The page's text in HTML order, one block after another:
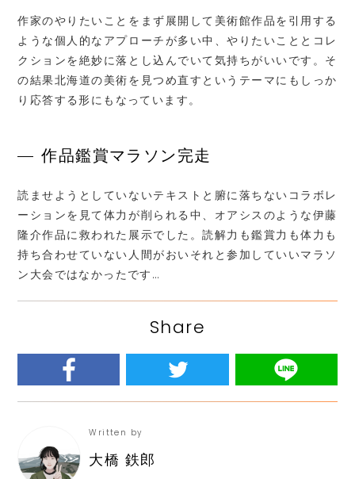
作家のやりたいことをまず展開して美術館作品を引用する
ような個人的なアプローチが多い中、やりたいこととコレ
クションを絶妙に落とし込んでいて気持ちがいいです。そ
の結果北海道の美術を見つめ直すというテーマにもしっか
り応答する形にもなっています。
作品鑑賞マラソン完走
読ませようとしていないテキストと腑に落ちないコラボレ
ーションを見て体力が削られる中、オアシスのような伊藤
隆介作品に救われた展示でした。読解力も鑑賞力も体力も
持ち合わせていない人間がおいそれと参加していいマラソ
ン大会ではなかったです…
Share
Written by
大橋 鉄郎